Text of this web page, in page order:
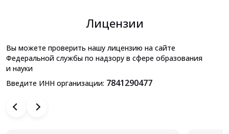
Лицензии
Вы можете проверить нашу лицензию на сайте
Федеральной службы по надзору в сфере образования
и науки
Введите ИНН организации: 7841290477